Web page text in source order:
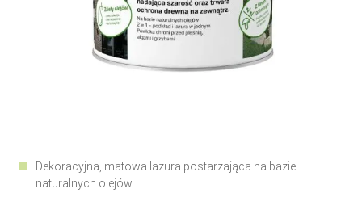
Dekoracyjna, matowa lazura postarzająca na bazie
naturalnych olejów